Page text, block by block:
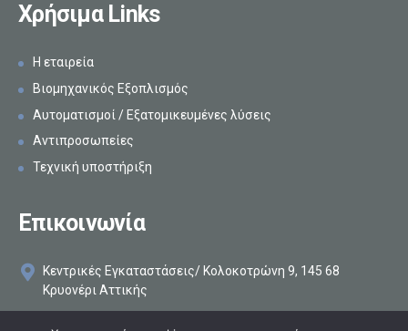
Χρήσιμα Links
Η εταιρεία
Βιομηχανικός Εξοπλισμός
Αυτοματισμοί / Εξατομικευμένες λύσεις
Αντιπροσωπείες
Τεχνική υποστήριξη
Επικοινωνία
Κεντρικές Εγκαταστάσεις/ Κολοκοτρώνη 9, 145 68
Κρυονέρι Αττικής